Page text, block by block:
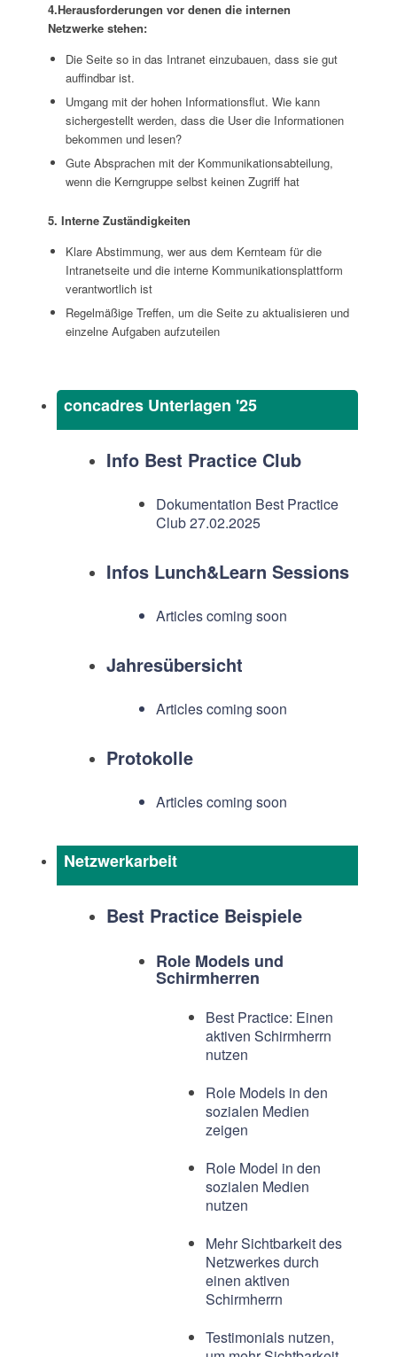
concadres Unterlagen '25
Info Best Practice Club
Dokumentation Best Practice
Club 27.02.2025
Infos Lunch&Learn Sessions
Articles coming soon
Jahresübersicht
Articles coming soon
Protokolle
Articles coming soon
Netzwerkarbeit
Best Practice Beispiele
Role Models und
Schirmherren
Best Practice: Einen
aktiven Schirmherrn
nutzen
Role Models in den
sozialen Medien
zeigen
Role Model in den
sozialen Medien
nutzen
Mehr Sichtbarkeit des
Netzwerkes durch
einen aktiven
Schirmherrn
Testimonials nutzen,
4.Herausforderungen vor denen die internen
Netzwerke stehen:
Die Seite so in das Intranet einzubauen, dass sie gut
auffindbar ist.
Umgang mit der hohen Informationsflut. Wie kann
sichergestellt werden, dass die User die Informationen
bekommen und lesen?
Gute Absprachen mit der Kommunikationsabteilung,
wenn die Kerngruppe selbst keinen Zugriff hat
5. Interne Zuständigkeiten
Klare Abstimmung, wer aus dem Kernteam für die
Intranetseite und die interne Kommunikationsplattform
verantwortlich ist
Regelmäßige Treffen, um die Seite zu aktualisieren und
einzelne Aufgaben aufzuteilen